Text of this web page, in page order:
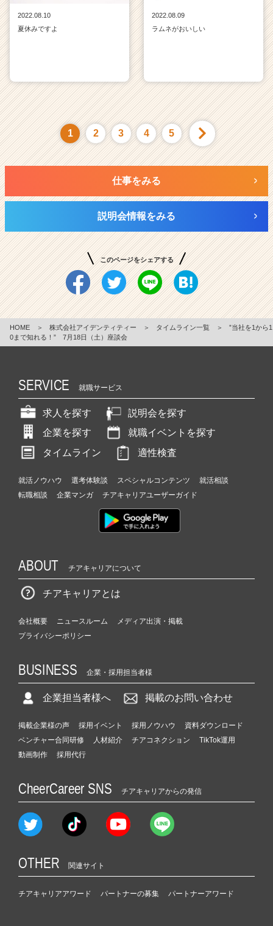
2022.08.10
夏休みですよ
2022.08.09
ラムネがおいしい
1 2 3 4 5
仕事をみる
説明会情報をみる
このページをシェアする
HOME ＞ 株式会社アイデンティティー ＞ タイムライン一覧 ＞
”当社を1から1
0まで知れる！” 7月18日（土）座談会
SERVICE 就職サービス
求人を探す
説明会を探す
企業を探す
就職イベントを探す
タイムライン
適性検査
就活ノウハウ 選考体験談 スペシャルコンテンツ
就活相談
転職相談
企業マンガ チアキャリアユーザーガイド
ABOUT チアキャリアについて
チアキャリアとは
会社概要 ニュースルーム
メディア出演・掲載
プライバシーポリシー
BUSINESS 企業・採用担当者様
企業担当者様へ 掲載のお問い合わせ
掲載企業様の声 採用イベント 採用ノウハウ
資料ダウンロード
ベンチャー合同研修
人材紹介 チアコネクション
TikTok運用
動画制作
採用代行
CheerCareer SNS チアキャリアからの発信
OTHER 関連サイト
チアキャリアアワード パートナーの募集 パートナーアワード